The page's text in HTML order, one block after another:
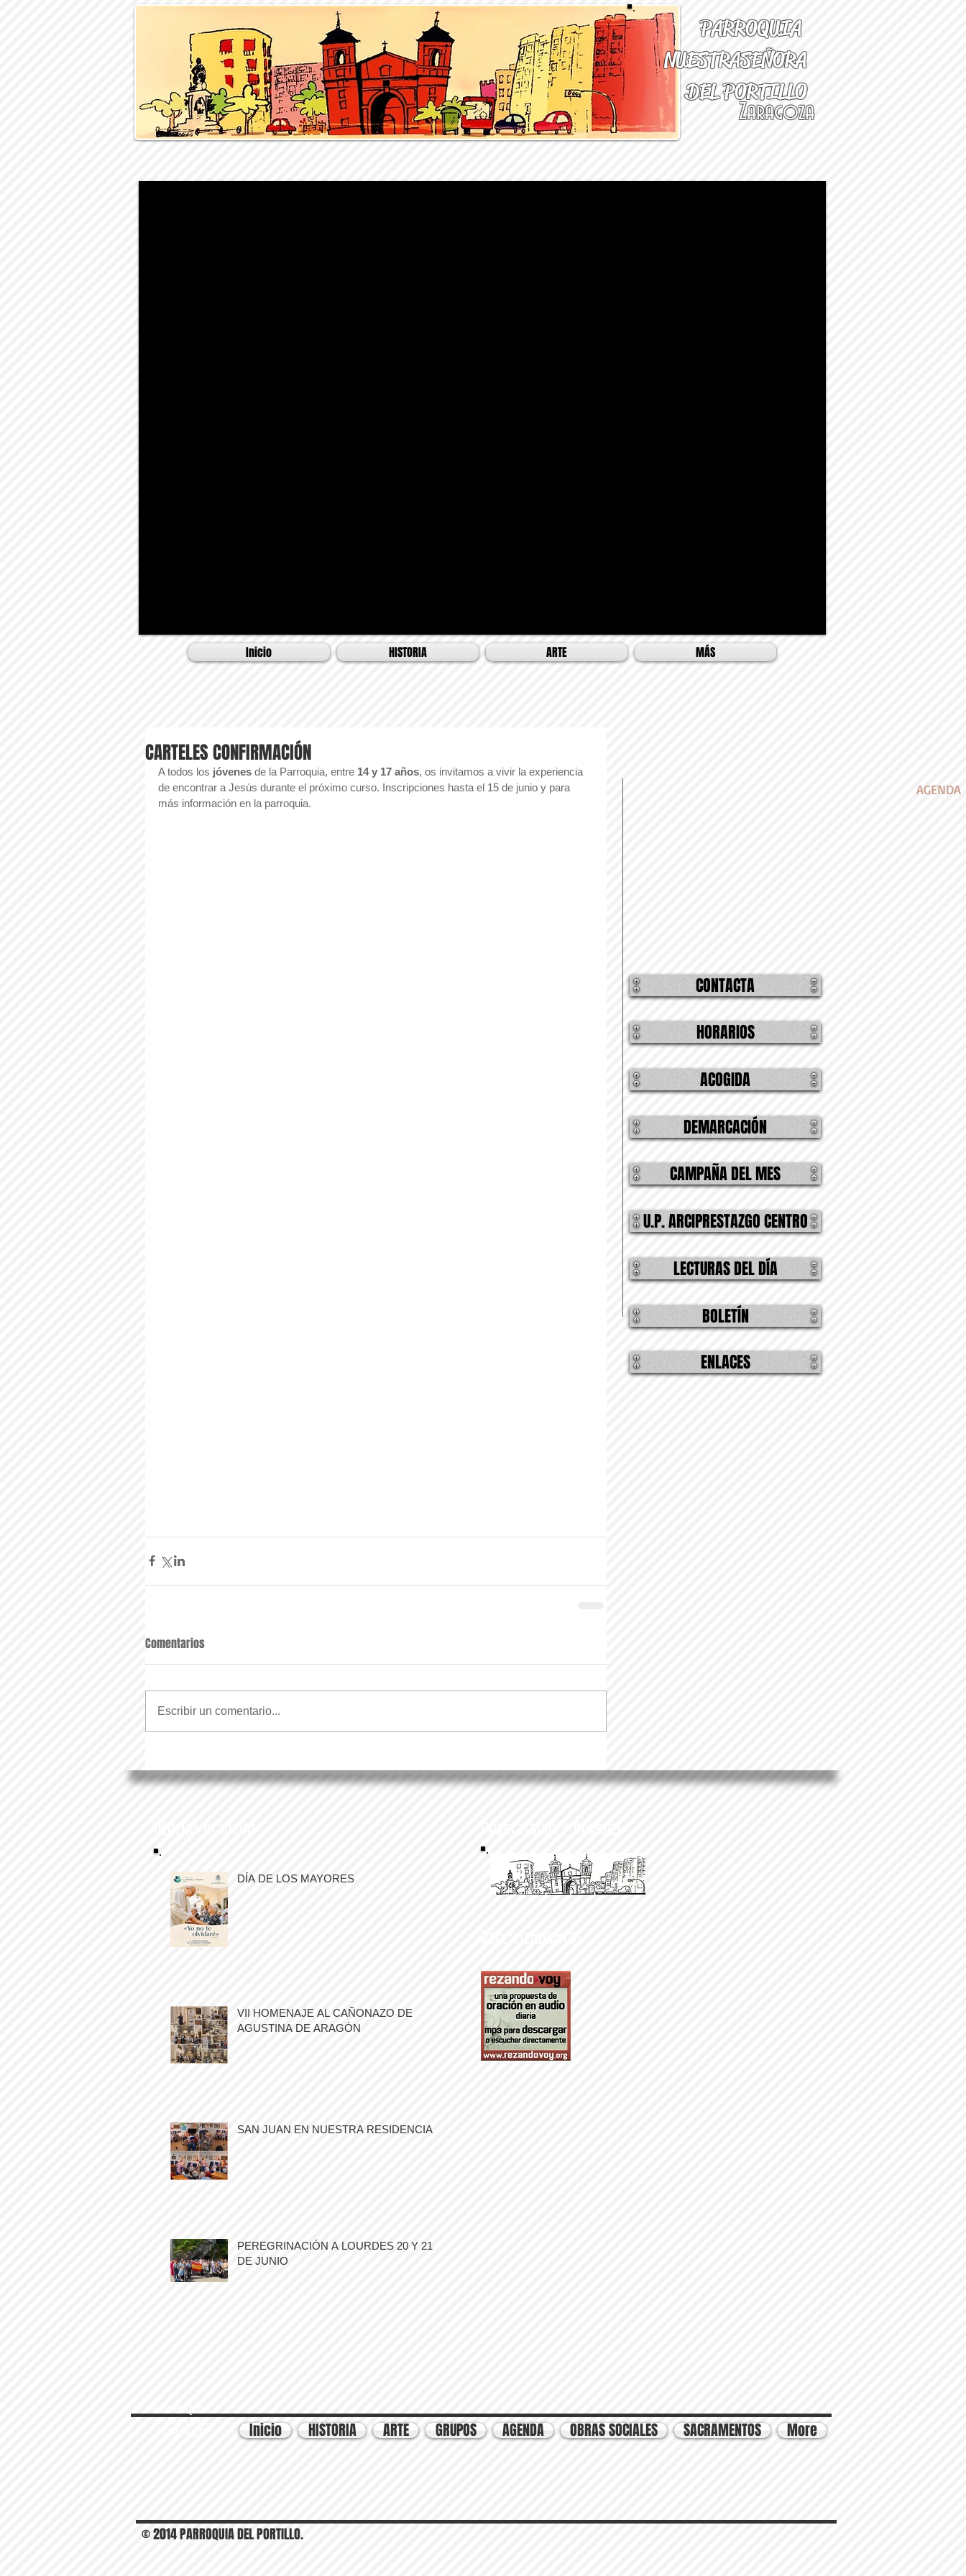
PARROQUIA
NUESTRASEÑORA
DEL PORTILLO
Zaragoza
Inicio HISTORIA ARTE MÁS
CARTELES CONFIRMACIÓN
A todos los jóvenes de la Parroquia, entre 14 y 17 años, os invitamos a vivir la experiencia
de encontrar a Jesús durante el próximo curso. Inscripciones hasta el 15 de junio y para
más información en la parroquia.
Comentarios
Escribir un comentario...
ACOGIDA
CAMPAÑA DEL MES
U.P. ARCIPRESTAZGO CENTRO
ENLACES
BOLETÍN
CONTACTA
HORARIOS
DEMARCACIÓN
LECTURAS DEL DÍA
AGENDA
DÍA DE LOS MAYORES
VII HOMENAJE AL CAÑONAZO DE
AGUSTINA DE ARAGÓN
SAN JUAN EN NUESTRA RESIDENCIA
PEREGRINACIÓN A LOURDES 20 Y 21
DE JUNIO
Nª SRA DEL
Inicio HISTORIA ARTE GRUPOS AGENDA OBRAS SOCIALES SACRAMENTOS More
© 2014 PARROQUIA DEL PORTILLO.